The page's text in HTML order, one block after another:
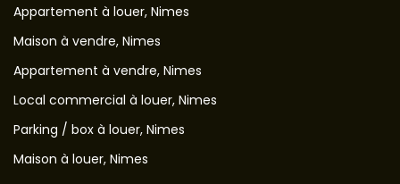
Appartement à louer, Nimes
Maison à vendre, Nimes
Appartement à vendre, Nimes
Local commercial à louer, Nimes
Parking / box à louer, Nimes
Maison à louer, Nimes